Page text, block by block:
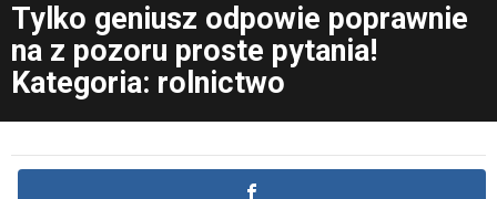
Tylko geniusz odpowie poprawnie
na z pozoru proste pytania!
Kategoria: rolnictwo